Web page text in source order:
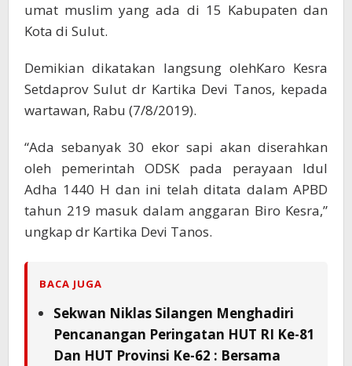
umat muslim yang ada di 15 Kabupaten dan
Kota di Sulut.
Demikian dikatakan langsung olehKaro Kesra
Setdaprov Sulut dr Kartika Devi Tanos, kepada
wartawan, Rabu (7/8/2019).
“Ada sebanyak 30 ekor sapi akan diserahkan
oleh pemerintah ODSK pada perayaan Idul
Adha 1440 H dan ini telah ditata dalam APBD
tahun 219 masuk dalam anggaran Biro Kesra,”
ungkap dr Kartika Devi Tanos.
BACA JUGA
Sekwan Niklas Silangen Menghadiri
Pencanangan Peringatan HUT RI Ke-81
Dan HUT Provinsi Ke-62 : Bersama